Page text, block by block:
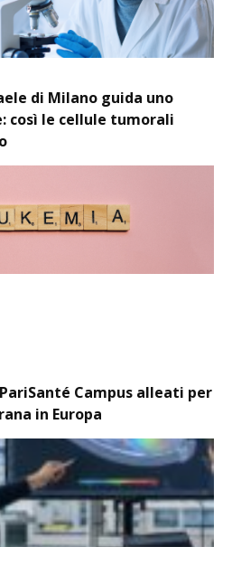
di Milano guida uno
così le cellule tumorali
Campus alleati per
in Europa